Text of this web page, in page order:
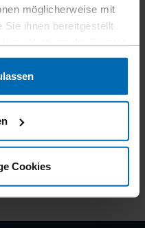
möglicherweise mit
Sie ihnen bereitgestellt
Cookies